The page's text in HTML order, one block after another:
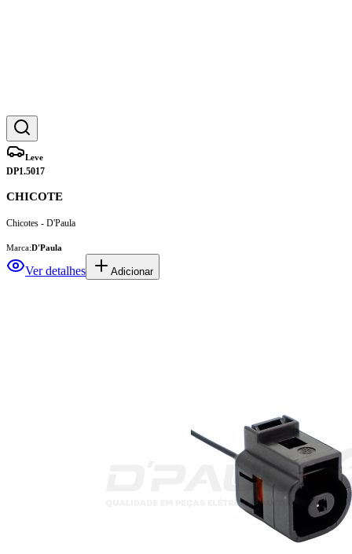
Leve
DP1.5017
CHICOTE
Chicotes - D'Paula
Marca:D'Paula
Ver detalhes Adicionar